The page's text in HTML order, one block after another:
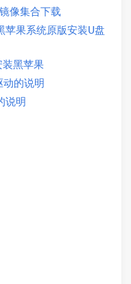
像集合下载
苹果系统原版安装U盘
黑苹果
的说明
说明